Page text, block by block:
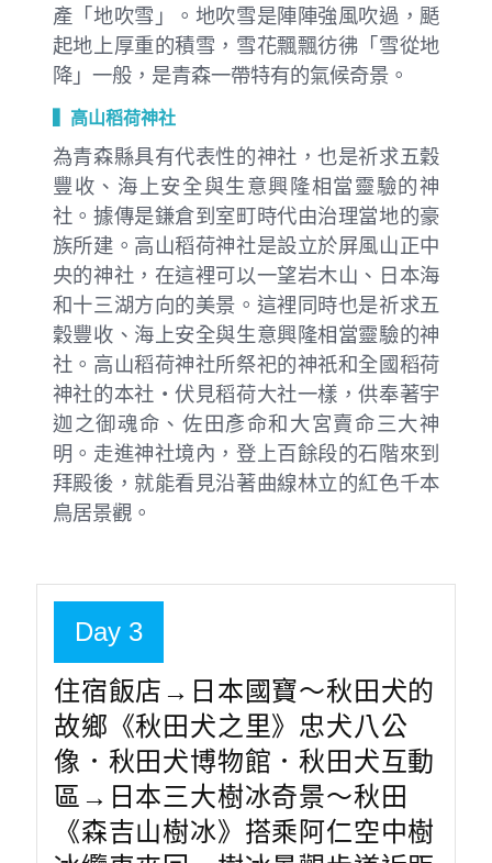
產「地吹雪」。地吹雪是陣陣強風吹過，颳
起地上厚重的積雪，雪花飄飄彷彿「雪從地
降」一般，是青森一帶特有的氣候奇景。
▍高山稻荷神社
為青森縣具有代表性的神社，也是祈求五穀
豐收、海上安全與生意興隆相當靈驗的神
社。據傳是鎌倉到室町時代由治理當地的豪
族所建。高山稻荷神社是設立於屏風山正中
央的神社，在這裡可以一望岩木山、日本海
和十三湖方向的美景。這裡同時也是祈求五
穀豐收、海上安全與生意興隆相當靈驗的神
社。高山稻荷神社所祭祀的神祇和全國稻荷
神社的本社・伏見稻荷大社一樣，供奉著宇
迦之御魂命、佐田彥命和大宮賣命三大神
明。走進神社境內，登上百餘段的石階來到
拜殿後，就能看見沿著曲線林立的紅色千本
鳥居景觀。
Day 3
住宿飯店→日本國寶～秋田犬的
故鄉《秋田犬之里》忠犬八公
像．秋田犬博物館．秋田犬互動
區→日本三大樹冰奇景～秋田
《森吉山樹冰》搭乘阿仁空中樹